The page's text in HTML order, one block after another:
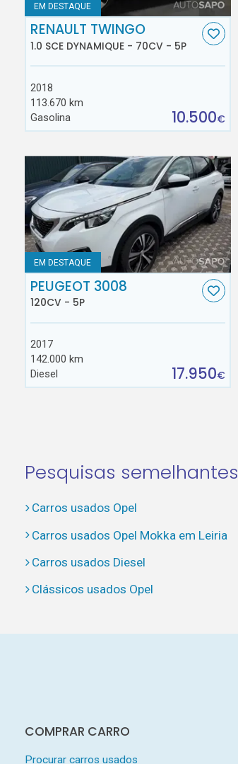
EM DESTAQUE
RENAULT TWINGO
1.0 SCE DYNAMIQUE - 70CV - 5P
2018
113.670 km
Gasolina
10.500€
EM DESTAQUE
PEUGEOT 3008
120CV - 5P
2017
142.000 km
Diesel
17.950€
Pesquisas semelhantes
Carros usados Opel
Carros usados Opel Mokka em Leiria
Carros usados Diesel
Clássicos usados Opel
COMPRAR CARRO
Procurar carros usados